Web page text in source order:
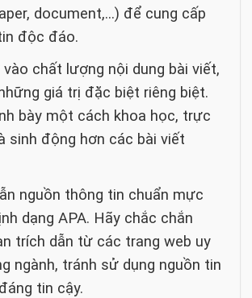
document,…) để cung cấp
độc đáo.
chất lượng nội dung bài viết,
giá trị đặc biệt riêng biệt.
bày một cách khoa học, trực
sinh động hơn các bài viết
nguồn thông tin chuẩn mực
dạng APA. Hãy chắc chắn
trích dẫn từ các trang web uy
ngành, tránh sử dụng nguồn tin
tin cậy.